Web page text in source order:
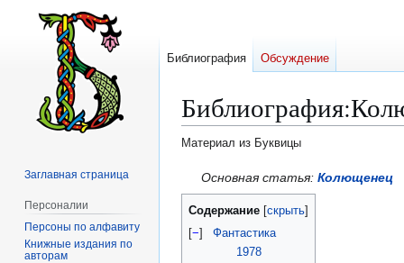
Библиография:
Материал из Буквицы
Перейти
к
навигации
Перейти
к
поиску
Основная статья:Колющенец
Содержание
[−]
Фантастика
1978
Библиография Обсуждение
Заглавная страница
Персоналии
Персоны по алфавиту
Книжные издания по
авторам